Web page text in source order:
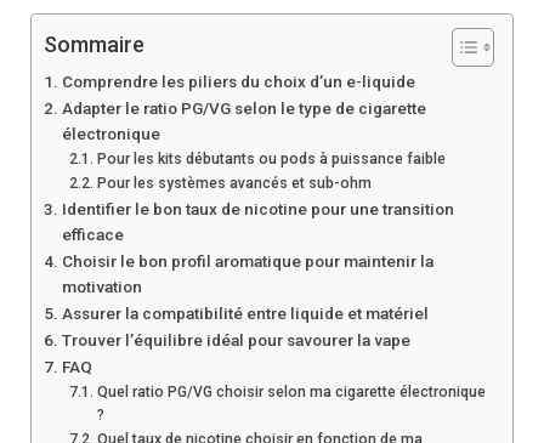
Sommaire
Comprendre les piliers du choix d’un e-liquide
Adapter le ratio PG/VG selon le type de cigarette
électronique
Pour les kits débutants ou pods à puissance faible
Pour les systèmes avancés et sub-ohm
Identifier le bon taux de nicotine pour une transition
efficace
Choisir le bon profil aromatique pour maintenir la
motivation
Assurer la compatibilité entre liquide et matériel
Trouver l’équilibre idéal pour savourer la vape
FAQ
Quel ratio PG/VG choisir selon ma cigarette électronique
?
Quel taux de nicotine choisir en fonction de ma